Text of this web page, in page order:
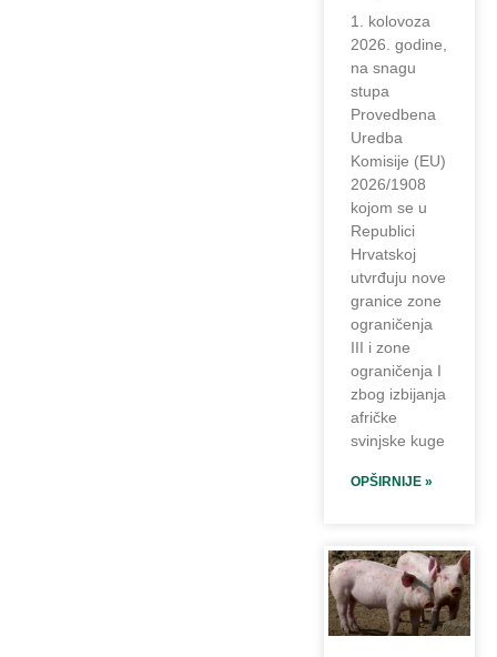
1. kolovoza
2026. godine,
na snagu
stupa
Provedbena
Uredba
Komisije (EU)
2026/1908
kojom se u
Republici
Hrvatskoj
utvrđuju nove
granice zone
ograničenja
III i zone
ograničenja I
zbog izbijanja
afričke
svinjske kuge
OPŠIRNIJE »